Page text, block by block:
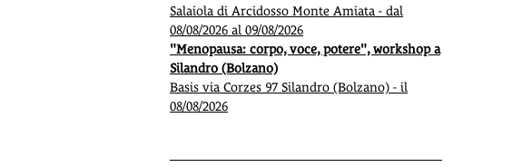
Salaiola di Arcidosso Monte Amiata - dal
08/08/2026 al 09/08/2026
"Menopausa: corpo, voce, potere", workshop a
Silandro (Bolzano)
Basis via Corzes 97 Silandro (Bolzano) - il
08/08/2026